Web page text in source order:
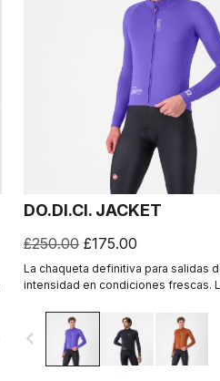
DO.DI.CI. JACKET
£250.00 £175.00
La chaqueta definitiva para salidas
intensidad en condiciones frescas.
cantidad de aire y evapore el sudor,
que la tecnología anterior.
navigate_before